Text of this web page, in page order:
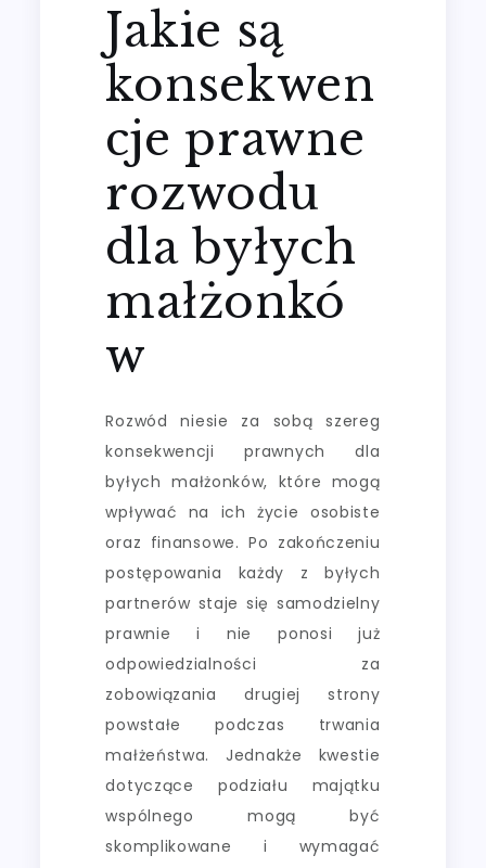
Jakie są
konsekwen
cje prawne
rozwodu
dla byłych
małżonkó
w
Rozwód niesie za sobą szereg
konsekwencji prawnych dla
byłych małżonków, które mogą
wpływać na ich życie osobiste
oraz finansowe. Po zakończeniu
postępowania każdy z byłych
partnerów staje się samodzielny
prawnie i nie ponosi już
odpowiedzialności za
zobowiązania drugiej strony
powstałe podczas trwania
małżeństwa. Jednakże kwestie
dotyczące podziału majątku
wspólnego mogą być
skomplikowane i wymagać